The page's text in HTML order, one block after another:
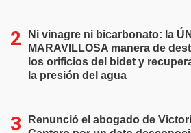
Ni vinagre ni bicarbonato: la
MARAVILLOSA manera de
los orificios del bidet y
la presión del agua
Renunció el abogado de